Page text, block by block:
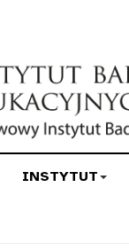
INSTYTUT